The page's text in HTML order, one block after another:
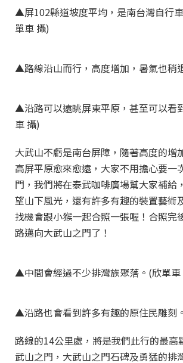
▲屏102縣道坡度平均，是南台灣自行
單車 攝)
▲路線沿山而行，高度增加，暑氣也稍
▲沿路可以遠眺屏東平原，甚至可以看
車 攝)
大武山不虧是南台屏障，隨著高度的增
高屏平原愈來愈遠，大家不用擔心要一
門，我們將在泰武咖啡廣場幫大家補給
望山下風光，還有許多有趣的裝置藝術
找機會跟小猴一起合照一張喔！合照完
路邁向大武山之門了！
▲中間會經過不少排灣族聚落。(欣單車
▲沿路也會看到許多有趣的原住民雕刻
路線的14公里處，將是我們此行的最高
武山之門，大武山之門石碑及勇猛的排